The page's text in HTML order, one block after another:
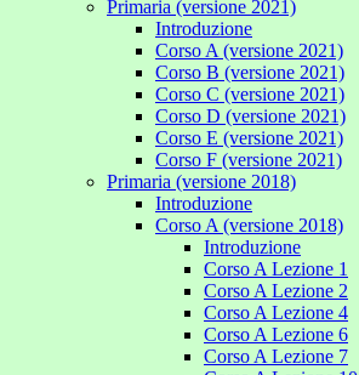
Primaria (versione 2021)
Introduzione
Corso A (versione 2021)
Corso B (versione 2021)
Corso C (versione 2021)
Corso D (versione 2021)
Corso E (versione 2021)
Corso F (versione 2021)
Primaria (versione 2018)
Introduzione
Corso A (versione 2018)
Introduzione
Corso A Lezione 1
Corso A Lezione 2
Corso A Lezione 4
Corso A Lezione 6
Corso A Lezione 7